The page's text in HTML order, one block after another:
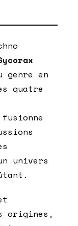
genre en
quatre
univers
origines,